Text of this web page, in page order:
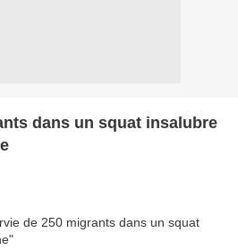
dans un squat insalubre